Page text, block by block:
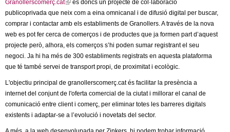
Granollerscomerç.cat(
l
i
n
k
i
s
és doncs un projecte de col·laboració
publicoprivada que neix com a eina omnicanal i de difusió digital per buscar,
comprar i contactar amb els establiments de Granollers. A través de la nova
web es pot fer cerca de comerços i de productes que ja formen part d’aquest
projecte però, alhora, els comerços s’hi poden sumar registrant el seu
negoci. Ja hi ha més de 300 establiments registrats en aquesta plataforma
que té també servei de transport propi, de proximitat i ecològic.
L'objectiu principal de granollerscomerç.cat és facilitar la presència a
internet del conjunt de l'oferta comercial de la ciutat i millorar el canal de
comunicació entre client i comerç, per eliminar totes les barreres digitals
existents i adaptar-se a l’evolució i novetats del sector.